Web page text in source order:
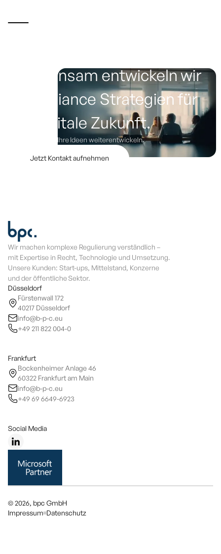
Gemeinsam entwickeln wir
Compliance Strategien für
die digitale Zukunft.
Lassen Sie uns Ihre Ideen weiterentwickeln.
Jetzt Kontakt aufnehmen
Wir machen komplexe Regulierung verständlich –
mit Expertise in Recht, Technologie und Umsetzung.
Unsere Kunden: Start-ups, Mittelstand, Konzerne
und der öffentliche Sektor.
Düsseldorf
Fürstenwall 172
40217 Düsseldorf
info@b-p-c.eu
+49 211 822 004-0
Frankfurt
Bockenheimer Anlage 46
60322 Frankfurt am Main
info@b-p-c.eu
+49 69 6649-6923
Social Media
© 2026, bpc GmbH
Impressum Datenschutz